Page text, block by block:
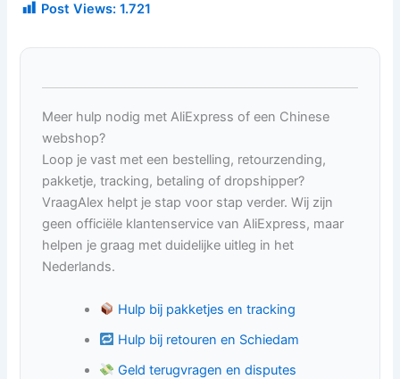
Post Views: 1.721
Meer hulp nodig met AliExpress of een Chinese
webshop?
Loop je vast met een bestelling, retourzending,
pakketje, tracking, betaling of dropshipper?
VraagAlex helpt je stap voor stap verder. Wij zijn
geen officiële klantenservice van AliExpress, maar
helpen je graag met duidelijke uitleg in het
Nederlands.
Hulp bij pakketjes en tracking
Hulp bij retouren en Schiedam
Geld terugvragen en disputes